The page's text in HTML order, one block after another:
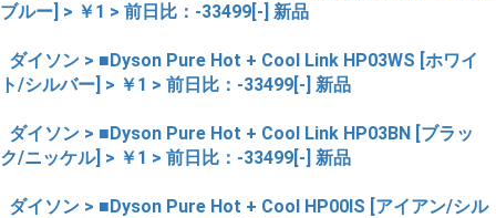
ブルー] > ￥1 > 前日比：-33499[-] 新品
ダイソン > ■Dyson Pure Hot + Cool Link HP03WS [ホワイ
ト/シルバー] > ￥1 > 前日比：-33499[-] 新品
ダイソン > ■Dyson Pure Hot + Cool Link HP03BN [ブラッ
ク/ニッケル] > ￥1 > 前日比：-33499[-] 新品
ダイソン > ■Dyson Pure Hot + Cool HP00IS [アイアン/シル